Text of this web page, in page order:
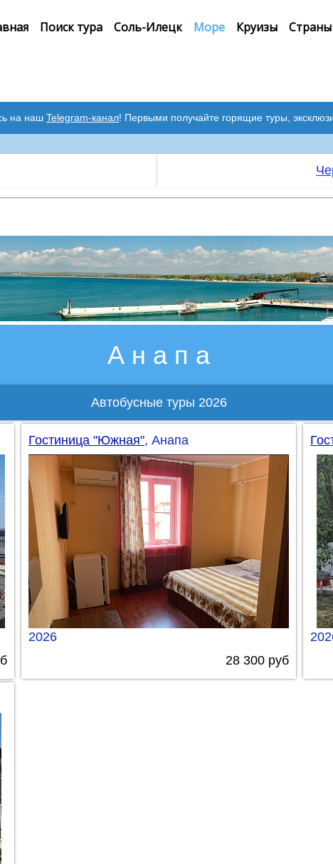
Поиск тура Соль-Илецк Море Круизы Страны
на наш Telegram-канал! Первыми получайте горящие туры,
А н а п а
Автобусные туры 2026
Гостиница "Южная", Анапа
2026
28 300 руб